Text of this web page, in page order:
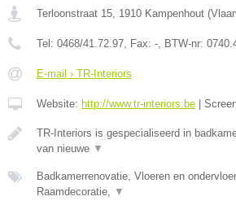
Terloonstraat 15, 1910 Kampenhout (
Tel: 0468/41.72.97, Fax: -, BTW-nr:
E-mail › TR-Interiors
Website: http://www.tr-interiors.be
TR-Interiors is gespecialiseerd in
van nieuwe ▼
Badkamerrenovatie, Vloeren en
Raamdecoratie, ▼